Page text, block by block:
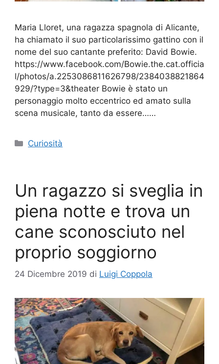
Maria Lloret, una ragazza spagnola di Alicante,
ha chiamato il suo particolarissimo gattino con il
nome del suo cantante preferito: David Bowie.
https://www.facebook.com/Bowie.the.cat.officia
l/photos/a.2253086811626798/2384038821864
929/?type=3&theater Bowie è stato un
personaggio molto eccentrico ed amato sulla
scena musicale, tanto da essere……
Categorie
Curiosità
Un ragazzo si sveglia in
piena notte e trova un
cane sconosciuto nel
proprio soggiorno
24 Dicembre 2019 di Luigi Coppola